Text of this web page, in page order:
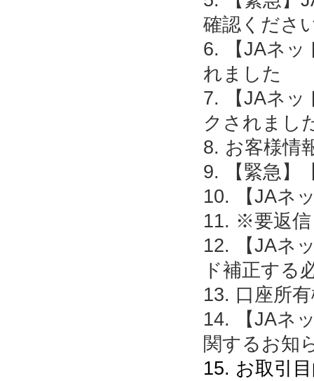
確認くださ
6. 【JAネッ
れました
7. 【JAネッ
クされまし
8. お客様情
9. 【緊急】
10. 【JAネ
11. ※要返
12. 【JAネ
ド補正する
13. 口座所
14. 【JAネ
関するお知
15. お取引